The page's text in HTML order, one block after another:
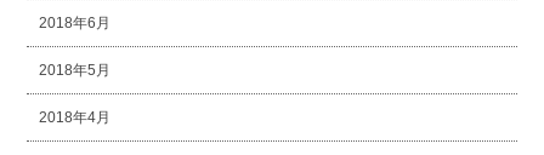
2018年6月
2018年5月
2018年4月